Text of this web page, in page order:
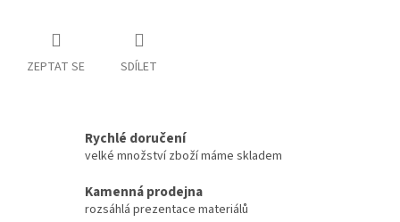
ZEPTAT SE SDÍLET
Rychlé doručení
velké množství zboží máme skladem
Kamenná prodejna
rozsáhlá prezentace materiálů